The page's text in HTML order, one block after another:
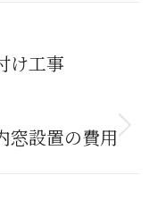
け工事
窓設置の費用